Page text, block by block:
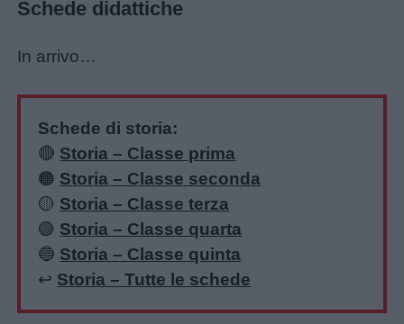
Schede didattiche
In arrivo…
Schede di storia:
🔴 Storia – Classe prima
🟠 Storia – Classe seconda
🟡 Storia – Classe terza
🟢 Storia – Classe quarta
🔵 Storia – Classe quinta
↩️ Storia – Tutte le schede